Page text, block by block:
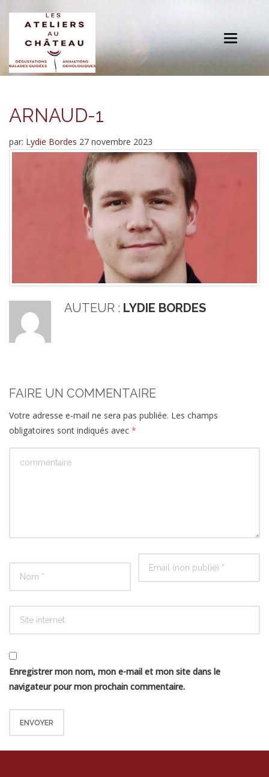
Toggle
ARNAUD-1
par: Lydie Bordes 27 novembre 2023
AUTEUR : LYDIE BORDES
FAIRE UN COMMENTAIRE
Votre adresse e-mail ne sera pas publiée. Les champs
obligatoires sont indiqués avec *
Enregistrer mon nom, mon e-mail et mon site dans le
navigateur pour mon prochain commentaire.